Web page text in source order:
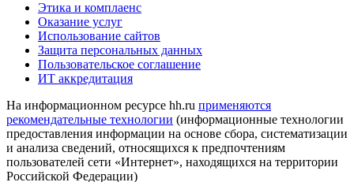
Этика и комплаенс
Оказание услуг
Использование сайтов
Защита персональных данных
Пользовательское соглашение
ИТ аккредитация
На информационном ресурсе hh.ru применяются
рекомендательные технологии (информационные технологии
предоставления информации на основе сбора, систематизации
и анализа сведений, относящихся к предпочтениям
пользователей сети «Интернет», находящихся на территории
Российской Федерации)